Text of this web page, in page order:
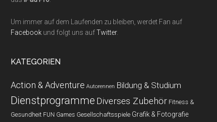
Um immer auf dem Laufenden zu bleiben, werdet Fan auf
Facebook und folgt uns aufTwitter.
KATEGORIEN
Action & Adventure Autorennen Bildung & Studium
Dienstprogramme Diverses Zubehör Fitness &
Gesundheit FUN Games Gesellschaftsspiele Grafik & Fotografie